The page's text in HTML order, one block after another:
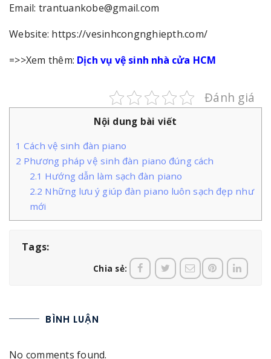
Email: trantuankobe@gmail.com
Website: https://vesinhcongnghiepth.com/
=>>Xem thêm: Dịch vụ vệ sinh nhà cửa HCM
Đánh giá
Nội dung bài viết
1 Cách vệ sinh đàn piano
2 Phương pháp vệ sinh đàn piano đúng cách
2.1 Hướng dẫn làm sạch đàn piano
2.2 Những lưu ý giúp đàn piano luôn sạch đẹp như
mới
Tags:
Chia sẻ:
BÌNH LUẬN
No comments found.